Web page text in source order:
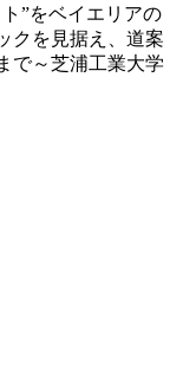
”をベイエリアの
クを見据え、道案
で～芝浦工業大学